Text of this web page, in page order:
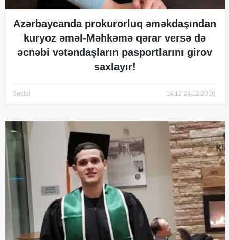
Azərbaycanda prokurorluq əməkdaşından
kuryoz əməl-Məhkəmə qərar versə də
əcnəbi vətəndaşların pasportlarını girov
saxlayır!
Sosial 14:12 24.12.2019